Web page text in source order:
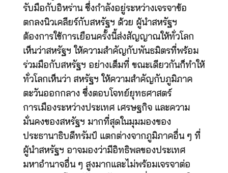
รับมือกับอิหร่าน ซึ่งกำลังอยู่ระหว่างเจรจาข้อ
ตกลงนิวเคลียร์กับสหรัฐฯ ด้วย ผู้นำสหรัฐฯ
ต้องการใช้การเยือนครั้งนี้ส่งสัญญาณให้ทั่วโลก
เห็นว่าสหรัฐฯ ให้ความสำคัญกับพันธมิตรที่พร้อม
ร่วมมือกับสหรัฐฯ อย่างเต็มที่ ขณะเดียวกันก็ทำให้
ทั่วโลกเห็นว่า สหรัฐฯ ให้ความสำคัญกับภูมิภาค
ตะวันออกกลาง ซึ่งตอบโจทย์ยุทธศาสตร์
การเมืองระหว่างประเทศ เศรษฐกิจ และความ
มั่นคงของสหรัฐฯ มากที่สุดในมุมมองของ
ประธานาธิบดีทรัมป์ แตกต่างจากภูมิภาคอื่น ๆ ที่
ผู้นำสหรัฐฯ อาจมองว่ามีอิทธิพลของประเทศ
มหาอำนาจอื่น ๆ สูงมากและไม่พร้อมเจรจาต่อ